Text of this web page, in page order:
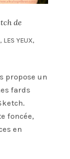
de
, LES YEUX,
propose un
fards
foncée,
en